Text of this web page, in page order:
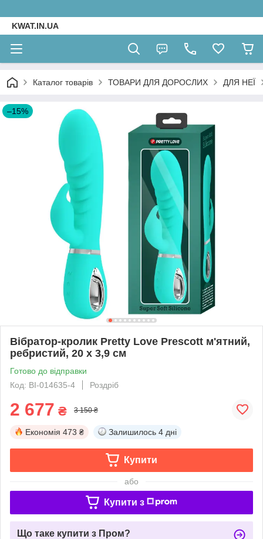
KWAT.IN.UA
Каталог товарів ТОВАРИ ДЛЯ ДОРОСЛИХ ДЛЯ НЕЇ
–15%
Вібратор-кролик Pretty Love Prescott м'ятний,
ребристий, 20 х 3,9 см
Готово до відправки
Код: BI-014635-4
Роздріб
2 677 ₴ 3 150 ₴
Економія 473 ₴ Залишилось 4 дні
Купити
або
Купити з
Що таке купити з Пром?